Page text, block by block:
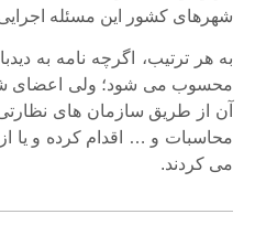
شهرهای کشور این مسئله
به هر ترتیب، اگرچه نامه به
محسوب می شود؛ ولی اعضای
آن از طریق سازمان های
محاسبات و … اقدام کرده و یا
می کردند.